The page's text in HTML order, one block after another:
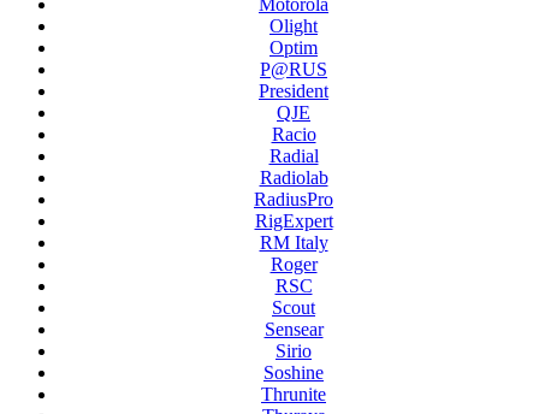
Motorola
Olight
Optim
P@RUS
President
QJE
Racio
Radial
Radiolab
RadiusPro
RigExpert
RM Italy
Roger
RSC
Scout
Sensear
Sirio
Soshine
Thrunite